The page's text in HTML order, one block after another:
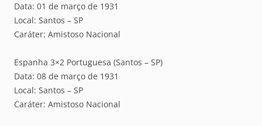
Data: 01 de março de 1931
Local: Santos – SP
Caráter: Amistoso Nacional
Espanha 3×2 Portuguesa (Santos – SP)
Data: 08 de março de 1931
Local: Santos – SP
Caráter: Amistoso Nacional